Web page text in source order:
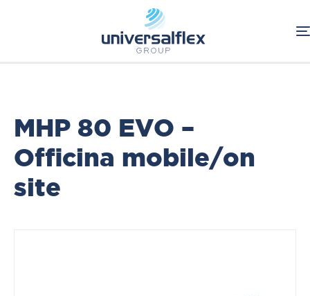
Connessioni Oleodinamiche
Macchine di pressatura
Macchine di assemblaggio
MHP 80 EVO –
Officina mobile/on
site